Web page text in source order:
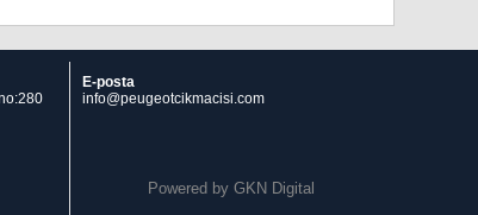
E-posta
info@peugeotcikmacisi.com
Powered by GKN Digital